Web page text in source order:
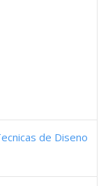
de Diseno